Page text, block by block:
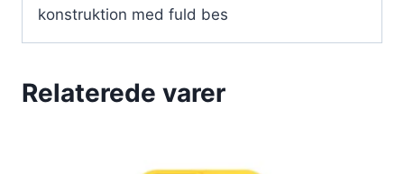
konstruktion med fuld bes
Relaterede varer